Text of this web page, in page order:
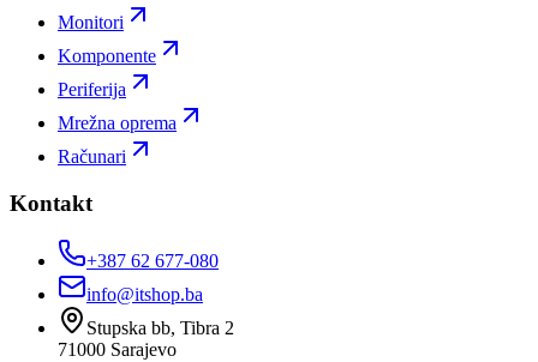
Monitori
Komponente
Periferija
Mrežna oprema
Računari
Kontakt
+387 62 677-080
info@itshop.ba
Stupska bb, Tibra 2
71000 Sarajevo